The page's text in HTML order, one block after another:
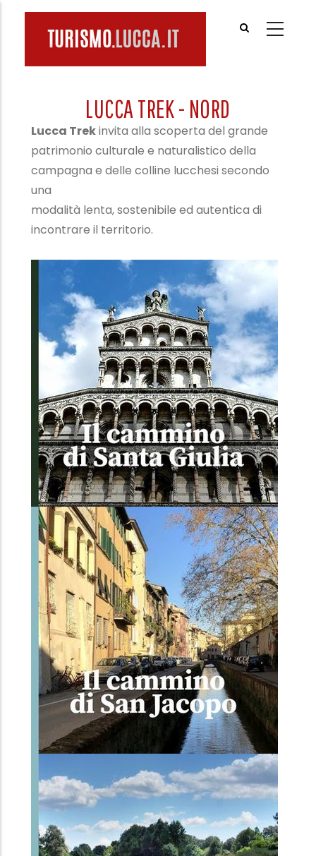
contenuto
LUCCA TREK - NORD
Lucca Trekinvita alla scoperta del grande
patrimonio culturale e naturalistico della
campagna e delle colline lucchesi secondo
una
modalità lenta, sostenibile ed autentica di
incontrare il territorio.